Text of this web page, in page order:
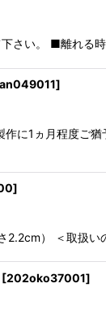
■離れる時に
]
度ご猶予頂く
]
） ＜取扱い
[202oko37001]